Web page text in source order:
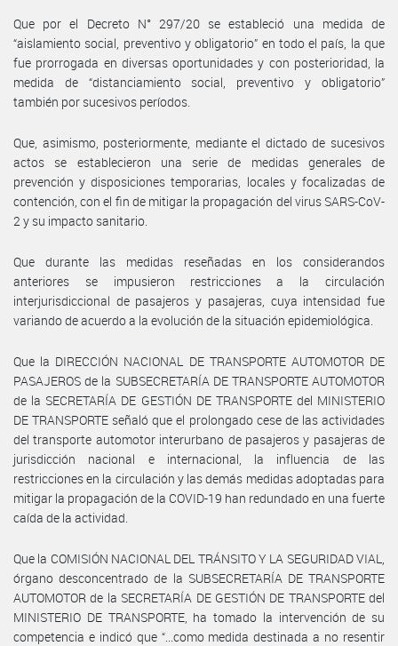
Que por el Decreto N° 297/20 se estableció una medida de
“aislamiento social, preventivo y obligatorio” en todo el país, la que
fue prorrogada en diversas oportunidades y con posterioridad, la
medida de “distanciamiento social, preventivo y obligatorio”
también por sucesivos períodos.
Que, asimismo, posteriormente, mediante el dictado de sucesivos
actos se establecieron una serie de medidas generales de
prevención y disposiciones temporarias, locales y focalizadas de
contención, con el fin de mitigar la propagación del virus SARS-CoV-
2 y su impacto sanitario.
Que durante las medidas reseñadas en los considerandos
anteriores se impusieron restricciones a la circulación
interjurisdiccional de pasajeros y pasajeras, cuya intensidad fue
variando de acuerdo a la evolución de la situación epidemiológica.
Que la DIRECCIÓN NACIONAL DE TRANSPORTE AUTOMOTOR DE
PASAJEROS de la SUBSECRETARÍA DE TRANSPORTE AUTOMOTOR
de la SECRETARÍA DE GESTIÓN DE TRANSPORTE del MINISTERIO
DE TRANSPORTE señaló que el prolongado cese de las actividades
del transporte automotor interurbano de pasajeros y pasajeras de
jurisdicción nacional e internacional, la influencia de las
restricciones en la circulación y las demás medidas adoptadas para
mitigar la propagación de la COVID-19 han redundado en una fuerte
caída de la actividad.
Que la COMISIÓN NACIONAL DEL TRÁNSITO Y LA SEGURIDAD VIAL,
órgano desconcentrado de la SUBSECRETARÍA DE TRANSPORTE
AUTOMOTOR de la SECRETARÍA DE GESTIÓN DE TRANSPORTE del
MINISTERIO DE TRANSPORTE, ha tomado la intervención de su
competencia e indicó que “...como medida destinada a no resentir